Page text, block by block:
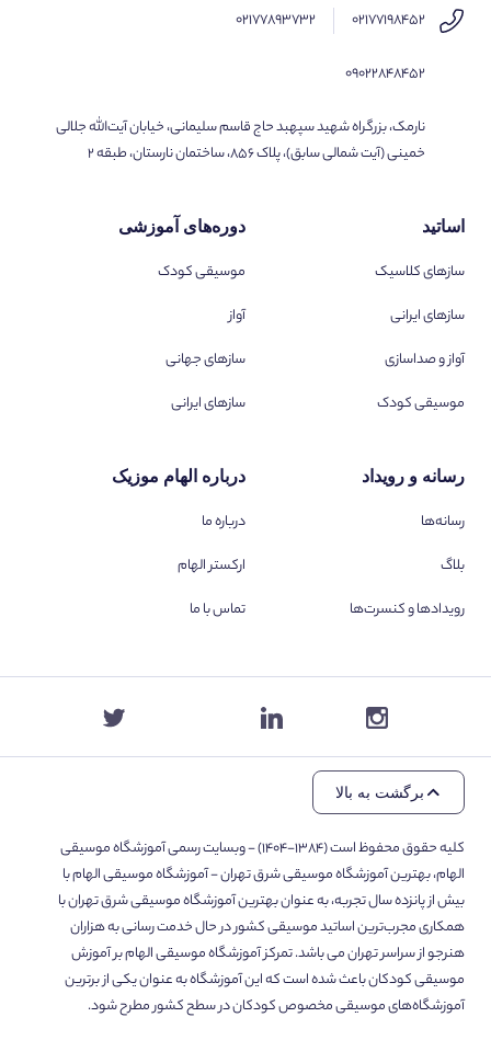
۰۲۱۷۷۱۹۸۴۵۲ ۰۲۱۷۷۸۹۳۷۳۲
۰۹۰۲۲۸۴۸۴۵۲
نارمک، بزرگراه شهید سپهبد حاج قاسم سلیمانی، خیابان آیت‌الله جلالی
خمینی (آیت شمالی سابق)، پلاک ۸۵۶، ساختمان نارستان، طبقه ۲
اساتید
سازهای کلاسیک
سازهای ایرانی
آواز و صداسازی
موسیقی کودک
دوره‌های آموزشی
موسیقی کودک
آواز
سازهای جهانی
سازهای ایرانی
رسانه و رویداد
رسانه‌ها
بلاگ
رویدادها و کنسرت‌ها
درباره الهام موزیک
درباره ما
ارکستر الهام
تماس با ما
برگشت به بالا
کلیه حقوق محفوظ است (۱۳۸۴-۱۴۰۴) - وبسایت رسمی آموزشگاه موسیقی
الهام، بهترین آموزشگاه موسیقی شرق تهران - آموزشگاه موسیقی الهام با
بیش از پانزده سال تجربه، به عنوان بهترین آموزشگاه موسیقی شرق تهران با
همکاری مجرب‌ترین اساتید موسیقی کشور در حال خدمت رسانی به هزاران
هنرجو از سراسر تهران می باشد. تمرکز آموزشگاه موسیقی الهام بر آموزش
موسیقی کودکان باعث شده است که این آموزشگاه به عنوان یکی از برترین
آموزشگاه‌های موسیقی مخصوص کودکان در سطح کشور مطرح شود.